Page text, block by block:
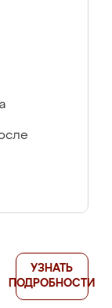
УЗНАТЬ
ПОДРОБНОСТИ